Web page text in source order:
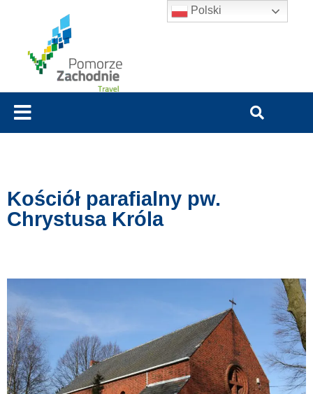
Kościół parafialny pw.
Chrystusa Króla
Polski